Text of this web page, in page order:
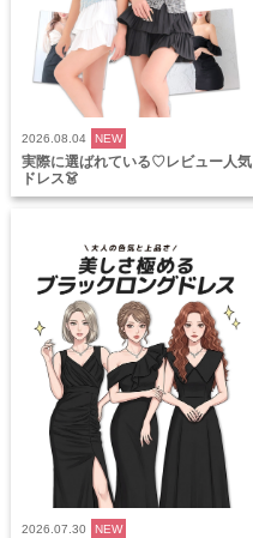
2026.08.04 NEW
実際に選ばれている♡レビュー人気
ドレス👗
2026.07.30 NEW